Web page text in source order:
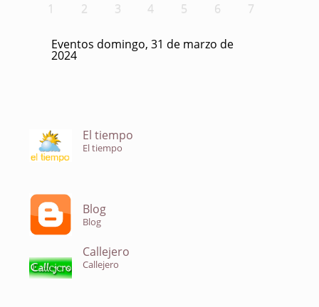
1
2 3 4 5 6 7
Eventos domingo, 31 de marzo de
2024
El tiempo
El tiempo
Blog
Blog
Callejero
Callejero